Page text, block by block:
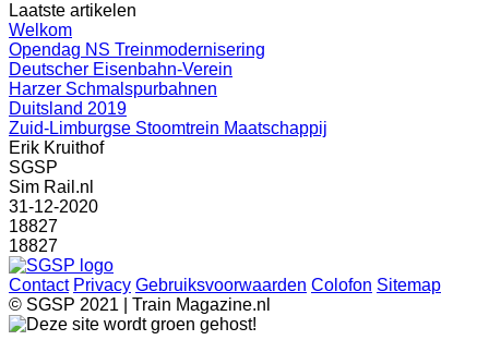
Laatste artikelen
Welkom
Opendag NS Treinmodernisering
Deutscher Eisenbahn-Verein
Harzer Schmalspurbahnen
Duitsland 2019
Zuid-Limburgse Stoomtrein Maatschappij
Erik Kruithof
SGSP
Sim Rail.nl
31-12-2020
18827
18827
Contact Privacy Gebruiksvoorwaarden Colofon Sitemap
© SGSP 2021 | Train Magazine.nl